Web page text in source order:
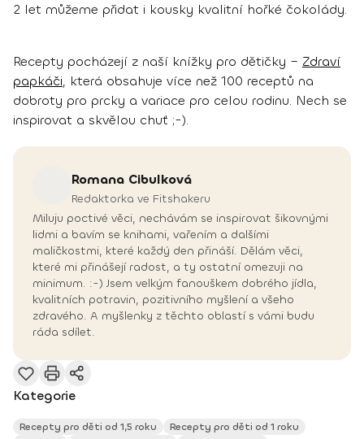
2 let můžeme přidat i kousky kvalitní hořké čokolády.
Recepty pocházejí z naší knížky pro dětičky – Zdraví
papkáči, která obsahuje více než 100 receptů na
dobroty pro prcky a variace pro celou rodinu. Nech se
inspirovat a skvělou chuť ;-).
Romana Cibulková
Redaktorka ve Fitshakeru
Miluju poctivé věci, nechávám se inspirovat šikovnými
lidmi a bavím se knihami, vařením a dalšími
maličkostmi, které každý den přináší. Dělám věci,
které mi přinášejí radost, a ty ostatní omezuji na
minimum. :-) Jsem velkým fanouškem dobrého jídla,
kvalitních potravin, pozitivního myšlení a všeho
zdravého. A myšlenky z těchto oblastí s vámi budu
ráda sdílet.
Kategorie
Recepty pro děti od 1,5 roku
Recepty pro děti od 1 roku